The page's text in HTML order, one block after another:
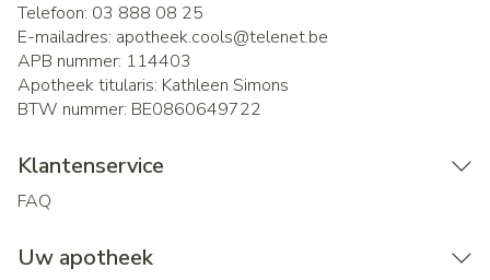
Telefoon: 03 888 08 25
E-mailadres: apotheek.cools@telenet.be
APB nummer: 114403
Apotheek titularis: Kathleen Simons
BTW nummer: BE0860649722
Klantenservice
FAQ
Uw apotheek